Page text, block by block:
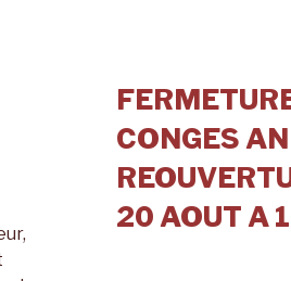
CONGES
20 AOUT A